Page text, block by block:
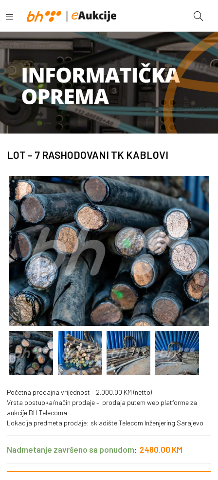
LOT – 7 RASHODOVANI TK KABLOVI
Početna prodajna vrijednost – 2.000,00 KM (netto)
Vrsta postupka/način prodaje – prodaja putem web platforme za
aukcije BH Telecoma
Lokacija predmeta prodaje: skladište Telecom Inženjering Sarajevo
Nadmetanje završeno sa ponudom: 2480.00 KM